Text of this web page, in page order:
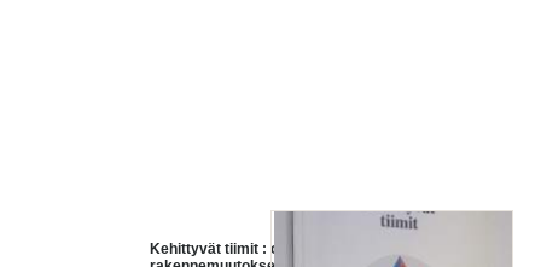
Kehittyvät tiimit : organisaatioiden